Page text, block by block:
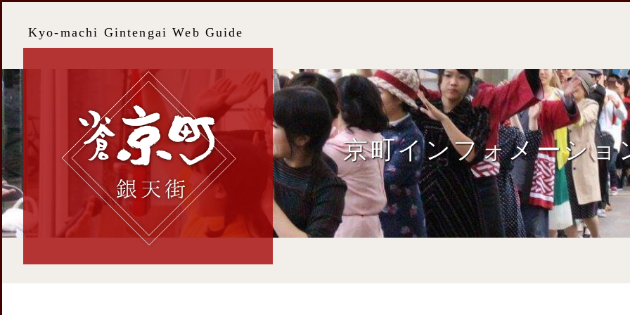
Kyo-machi Gintengai Web Guide
京町インフォメーショ